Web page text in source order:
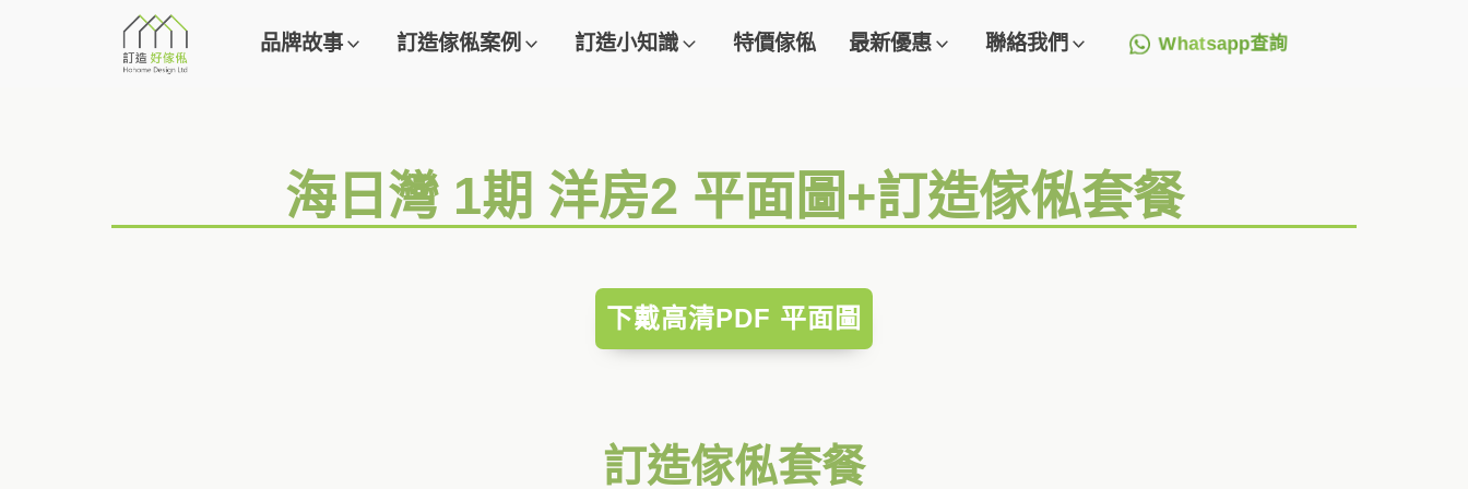
品牌故事 訂造傢俬案例 訂造小知識 特價傢俬 最新優惠 聯絡我們 Whatsapp查詢
海日灣 1期 洋房2 平面圖+訂造傢俬套餐
下戴高清PDF 平面圖
訂造傢俬套餐